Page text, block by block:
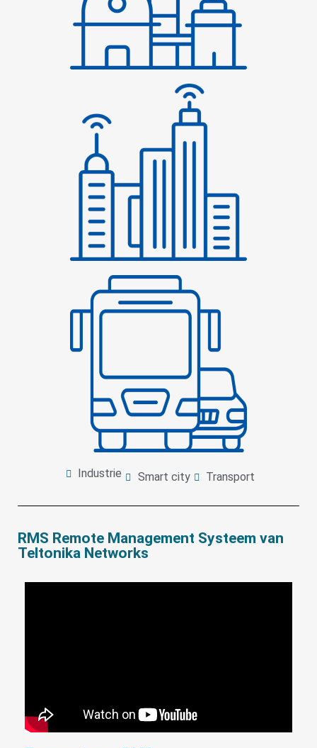
Industrie Smart city Transport
RMS Remote Management Systeem van
Teltonika Networks